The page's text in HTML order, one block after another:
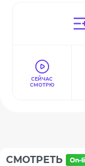
СЕЙЧАС
СМОТРЮ
СМОТРЕТЬ